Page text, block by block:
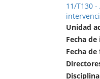
11/T130
Unidad
Fecha de
Fecha
Disciplina